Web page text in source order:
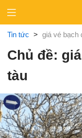
content
Tin tức > giá vé bạch
Chủ đề:
tàu